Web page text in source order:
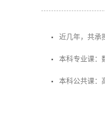
近几年，共承
本科专业课：
本科公共课：